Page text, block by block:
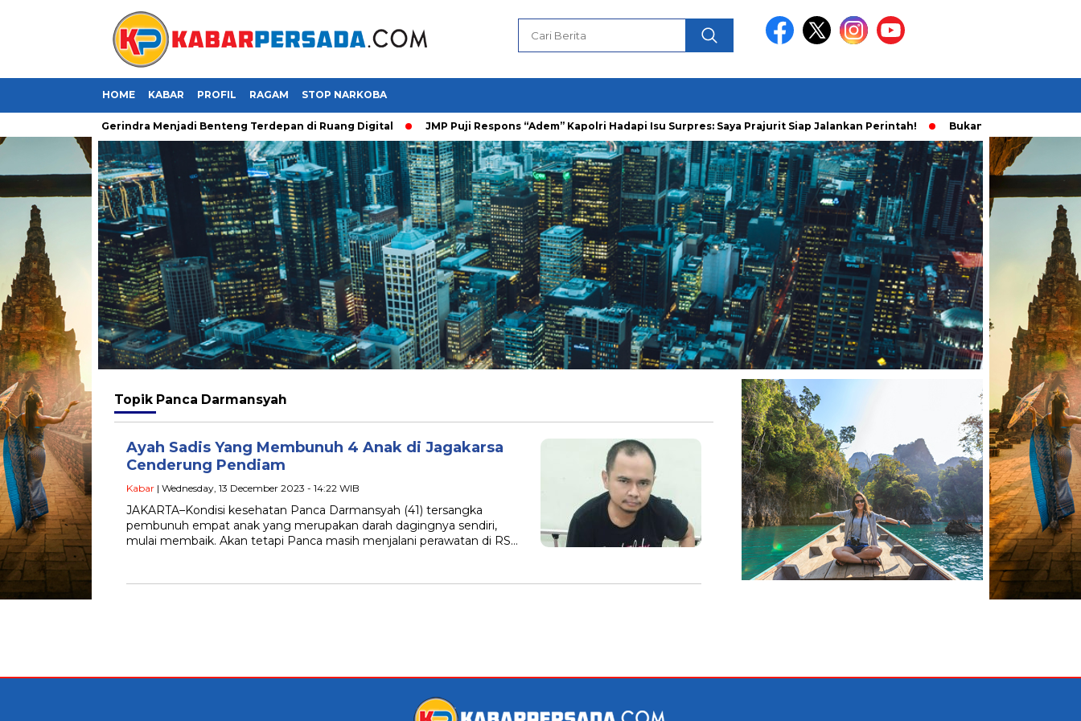
HOME KABAR PROFIL RAGAM STOP NARKOBA
Kader Gerindra Menjadi Benteng Terdepan di Ruang Digital JMP Puji Respons “Adem” Kapolri Hadapi Isu Surpres: Saya Prajurit Siap Jalankan Perintah! Bukan Main Sendiri, Ini
Topik Panca Darmansyah
Ayah Sadis Yang Membunuh 4 Anak di Jagakarsa
Cenderung Pendiam
Kabar | Wednesday, 13 December 2023 - 14:22 WIB
JAKARTA–Kondisi kesehatan Panca Darmansyah (41) tersangka
pembunuh empat anak yang merupakan darah dagingnya sendiri,
mulai membaik. Akan tetapi Panca masih menjalani perawatan di RS…